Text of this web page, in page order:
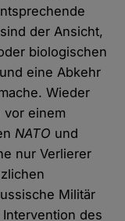
der Ansicht,
biologischen
eine Abkehr
Wieder
vor einem
NATO und
nur Verlierer
Militär
Intervention des